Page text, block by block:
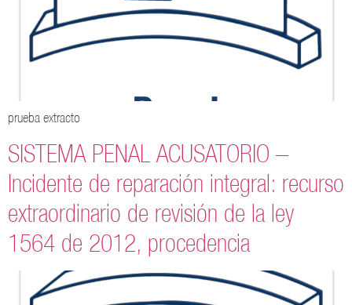
prueba extracto
SISTEMA PENAL ACUSATORIO –
Incidente de reparación integral: recurso
extraordinario de revisión de la ley
1564 de 2012, procedencia